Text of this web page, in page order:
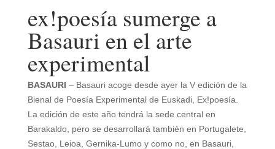
ex!poesía sumerge a
Basauri en el arte
experimental
BASAURI – Basauri acoge desde ayer la V edición de la
Bienal de Poesía Experimental de Euskadi, Ex!poesía.
La edición de este año tendrá la sede central en
Barakaldo, pero se desarrollará también en Portugalete,
Sestao, Leioa, Gernika-Lumo y como no, en Basauri,